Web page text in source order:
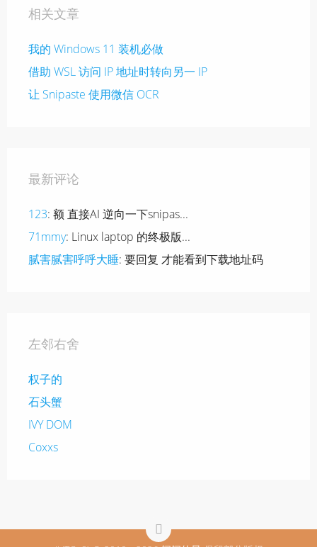
相关文章
我的 Windows 11 装机必做
借助 WSL 访问 IP 地址时转向另一 IP
让 Snipaste 使用微信 OCR
最新评论
123: 额 直接AI 逆向一下snipas...
71mmy: Linux laptop 的终极版...
腻害腻害呼呼大睡: 要回复 才能看到下载地址码
左邻右舍
权子的
石头蟹
IVY DOM
Coxxs